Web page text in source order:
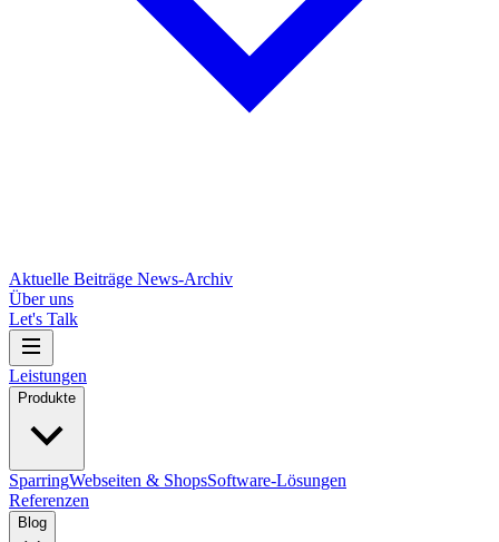
Aktuelle Beiträge News-Archiv
Über uns
Let's Talk
Leistungen
Produkte
SparringWebseiten & ShopsSoftware-Lösungen
Referenzen
Blog